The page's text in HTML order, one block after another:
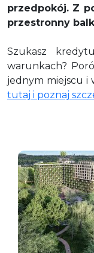
przedpokój. Z
przestronny
Szukasz
warunkach?
jednym miejscu i
tutaj i poznaj